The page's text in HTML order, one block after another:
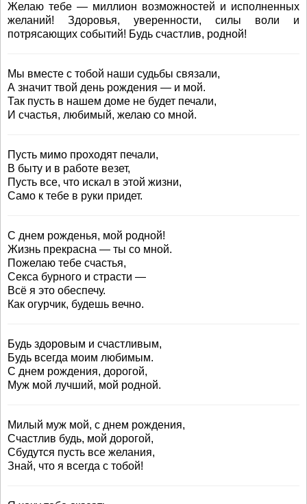
Желаю тебе — миллион возможностей и исполненных
желаний! Здоровья, уверенности, силы воли и
потрясающих событий! Будь счастлив, родной!
Мы вместе с тобой наши судьбы связали,
А значит твой день рождения — и мой.
Так пусть в нашем доме не будет печали,
И счастья, любимый, желаю со мной.
Пусть мимо проходят печали,
В быту и в работе везет,
Пусть все, что искал в этой жизни,
Само к тебе в руки придет.
С днем рожденья, мой родной!
Жизнь прекрасна — ты со мной.
Пожелаю тебе счастья,
Секса бурного и страсти —
Всё я это обеспечу.
Как огурчик, будешь вечно.
Будь здоровым и счастливым,
Будь всегда моим любимым.
С днем рождения, дорогой,
Муж мой лучший, мой родной.
Милый муж мой, с днем рождения,
Счастлив будь, мой дорогой,
Сбудутся пусть все желания,
Знай, что я всегда с тобой!